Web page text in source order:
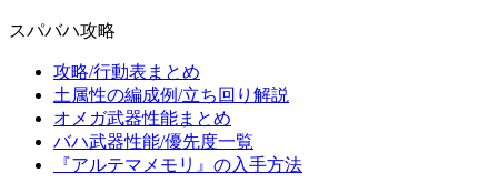
スパバハ攻略
攻略/行動表まとめ
土属性の編成例/立ち回り解説
オメガ武器性能まとめ
バハ武器性能/優先度一覧
『アルテマメモリ』の入手方法